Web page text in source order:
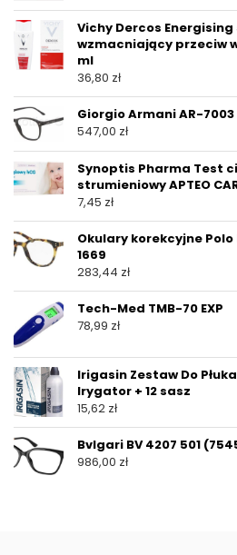
Vichy Dercos
wzmacniający przeciw
ml
36,80 zł
Giorgio Armani AR-7003
547,00 zł
Synoptis Pharma Test
strumieniowy APTEO
7,45 zł
Okulary korekcyjne Polo
1669
283,44 zł
Tech-Med TMB-70 EXP
78,99 zł
Irigasin Zestaw Do
Irygator + 12 sasz
15,62 zł
Bvlgari BV 4207 501
986,00 zł